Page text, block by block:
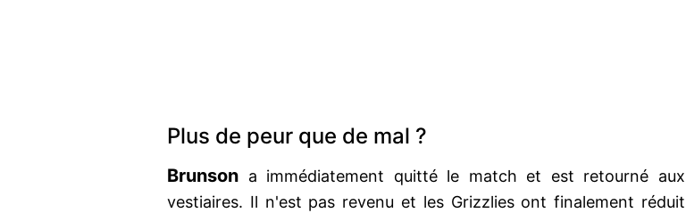
Plus de peur que de mal ?
Brunson a immédiatement quitté le match et est retourné aux
vestiaires. Il n'est pas revenu et les Grizzlies ont finalement réduit